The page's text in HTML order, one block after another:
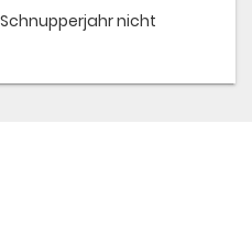
nicht